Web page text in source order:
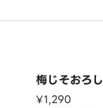
梅じそおろし
¥1,290